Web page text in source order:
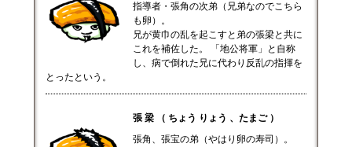
指導者・張角の次弟（兄弟なのでこちら
も卵）。
兄が黄巾の乱を起こすと弟の張梁と共に
これを補佐した。 「地公将軍」と自称
し、病で倒れた兄に代わり反乱の指揮を
とったという。
張 梁 （ ちょう りょう 、たまご ）
張角、張宝の弟（やはり卵の寿司）。